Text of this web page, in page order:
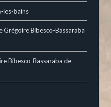
les-bains
Grégoire Bibesco-Bassaraba
Bibesco-Bassaraba de